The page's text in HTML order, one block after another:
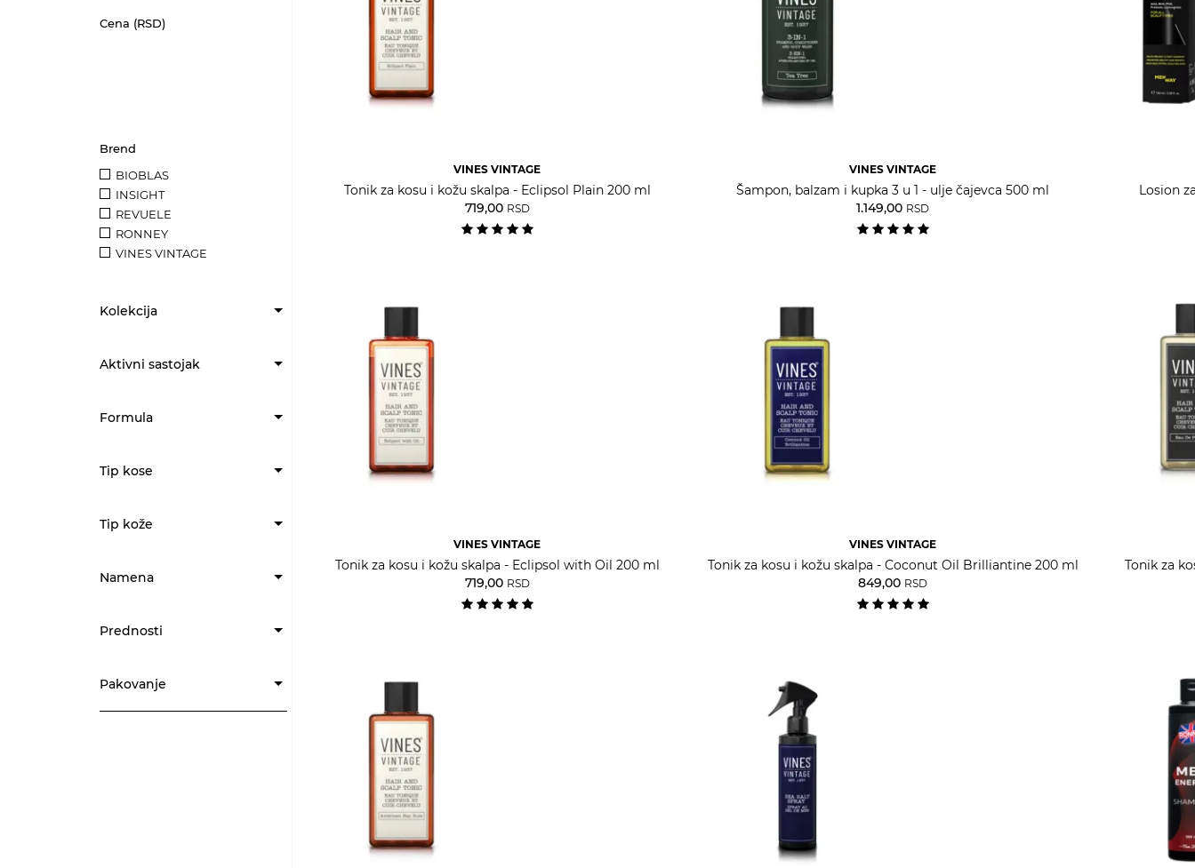
Cena (RSD)
Brend
BIOBLAS
INSIGHT
REVUELE
RONNEY
VINES VINTAGE
Kolekcija
Aktivni sastojak
Formula
Tip kose
Tip kože
Namena
Prednosti
Pakovanje
VINES VINTAGE
Tonik za kosu i kožu skalpa - Eclipsol Plain 200 ml
719,00 RSD
VINES VINTAGE
Šampon, balzam i kupka 3 u 1 - ulje čajevca 500 ml
1.149,00 RSD
Losion
VINES VINTAGE
Tonik za kosu i kožu skalpa - Eclipsol with Oil 200 ml
719,00 RSD
VINES VINTAGE
Tonik za kosu i kožu skalpa - Coconut Oil Brilliantine 200 ml
849,00 RSD
Tonik za